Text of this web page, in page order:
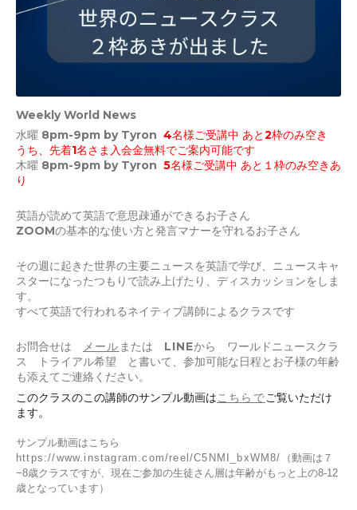
Weekly World News
水曜 8pm-9pm by Tyron 4名様ご受講中 あと2枠のみ空き
うち、先着1名さま入会金無料でご案内可能です
木曜 8pm-9pm by Tyron 5名様ご受講中 あと１枠のみ空きあ
り
英語が読めて英語で意思疎通ができるお子さん
ZOOMの基本的な使い方と発言マナーを守れるお子さん
その週に起きた世界の主要ニュースを英語で学び、ニュースキャ
スターになったつもりで読み上げたり、ディスカッションをしま
す。
すべて英語で行われるネイティブ講師によるクラスです
お問合せは メール または LINEから ワールドニュースクラ
ス トライアル希望 と書いて、参加可能な日程とお子様の年齢
も添えてご連絡ください。
このクラスのこの講師のサンプル動画はこちらでご覧いただけ
ます。
サンプル動画はこちら
https://www.instagram.com/reel/C5NMI_bxWM8/
（動画は７
−8歳クラスですが、現在ご参加の生徒さん層は年齢がもっと上の8-12
歳となっています）